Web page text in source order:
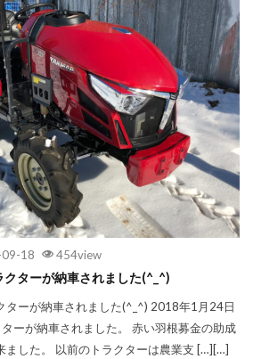
18 454view
ターが納車されました(^_^)
ターが納車されました(^_^) 2018年1月24日
ーが納車されました。 赤い羽根募金の助成
ました。 以前のトラクターは農業支 […][…]